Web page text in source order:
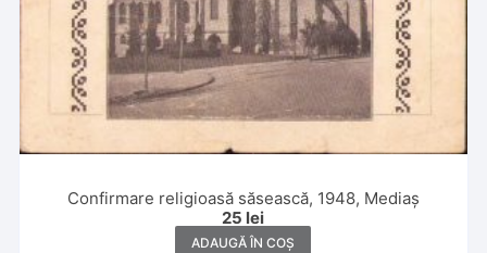
Confirmare religioasă săsească, 1948, Mediaș
25 lei
ADAUGĂ ÎN COȘ